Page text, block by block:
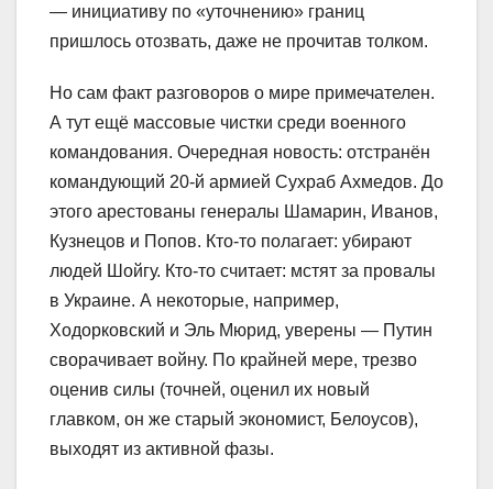
— инициативу по «уточнению» границ
пришлось отозвать, даже не прочитав толком.
Но сам факт разговоров о мире примечателен.
А тут ещё массовые чистки среди военного
командования. Очередная новость: отстранён
командующий 20-й армией Сухраб Ахмедов. До
этого арестованы генералы Шамарин, Иванов,
Кузнецов и Попов. Кто-то полагает: убирают
людей Шойгу. Кто-то считает: мстят за провалы
в Украине. А некоторые, например,
Ходорковский и Эль Мюрид, уверены ­— Путин
сворачивает войну. По крайней мере, трезво
оценив силы (точней, оценил их новый
главком, он же старый экономист, Белоусов),
выходят из активной фазы.